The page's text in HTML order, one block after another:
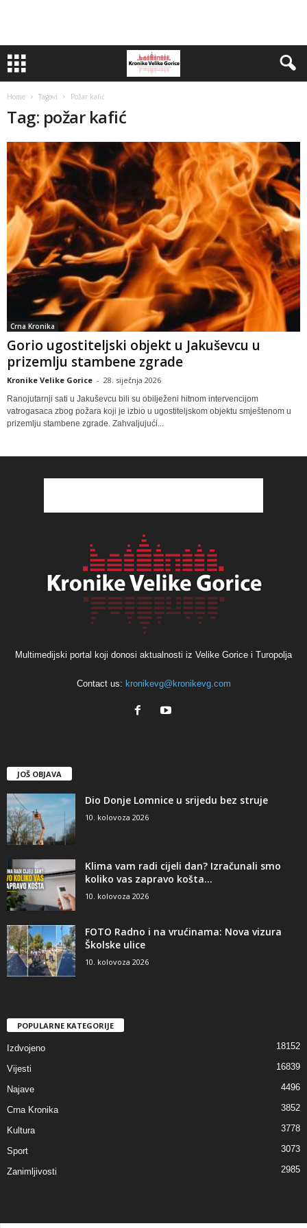
Home Tagovi Požar kafić
Tag: požar kafić
Crna Kronika
Gorio ugostiteljski objekt u Jakuševcu u
prizemlju stambene zgrade
Kronike Velike Gorice - 28. siječnja 2026
Ranojutarnji sati u Jakuševcu bili su obilježeni hitnom intervencijom
vatrogasaca zbog požara koji je izbio u ugostiteljskom objektu smještenom u
prizemlju stambene zgrade. Zahvaljujući...
Multimedijski portal koji donosi aktualnosti iz Velike Gorice i Turopolja
Contact us: kronikevg@kronikevg.com
JOŠ OBJAVA
Dio Donje Lomnice u srijedu bez struje
10. kolovoza 2026
Klima vam radi cijeli dan? Izračunali smo
koliko vas zapravo košta...
10. kolovoza 2026
FOTO Radno i na vrućinama: Nova vizura
Školske ulice
10. kolovoza 2026
POPULARNE KATEGORIJE
Izdvojeno 18152
Vijesti 16839
Najave 4496
Crna Kronika 3852
Kultura 3778
Sport 3073
Zanimljivosti 2985